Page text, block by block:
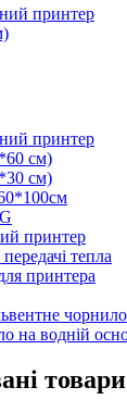
принтер
принтер
см)
см)
принтер
тепла
принтера
чорнило
на водній
товари